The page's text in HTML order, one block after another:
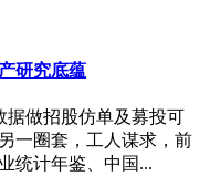
研究底蕴
据做招股仿单及募投可
一圈套，工人谋求，前
统计年鉴、中国...